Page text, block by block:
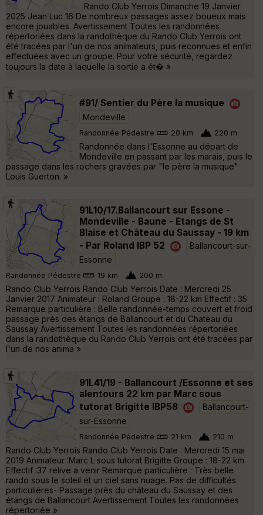
Rando Club Yerrois Dimanche 19 Janvier
2025 Jean Luc 16 De nombreux passages assez boueux mais
encore jouables. Avertissement Toutes les randonnées
répertoriées dans la randothèque du Rando Club Yerrois ont
été tracées par l'un de nos animateurs, puis reconnues et enfin
effectuées avec un groupe. Pour votre sécurité, regardez
toujours la date à laquelle la sortie a ét� »
#91/ Sentier du Père la musique
Mondeville
Randonnée Pédestre 20 km 220 m
Randonnée dans l'Essonne au départ de
Mondeville en passant par les marais, puis le
passage dans les rochers gravées par "le père la musique"
Louis Guerton. »
91L10/17.Ballancourt sur Essone -
Mondeville - Baune - Etangs de St
Blaise et Château du Saussay - 19 km
- Par Roland IBP 52
Ballancourt-sur-
Essonne
Randonnée Pédestre 19 km 200 m
Rando Club Yerrois Rando Club Yerrois Date : Mercredi 25
Janvier 2017 Animateur : Roland Groupe : 18-22 km Effectif : 35
Remarque particulière : Belle randonnée-temps couvert et froid
passage près des étangs de Ballancourt et du Chateau du
Saussay Avertissement Toutes les randonnées répertoriées
dans la randothèque du Rando Club Yerrois ont été tracées par
l'un de nos anima »
91L41/19 - Ballancourt /Essonne et ses
alentours 22 km par Marc sous
tutorat Brigitte IBP58
Ballancourt-
sur-Essonne
Randonnée Pédestre 21 km 210 m
Rando Club Yerrois Rando Club Yerrois Date : Mercredi 15 mai
2019 Animateur :Marc L sous tutorat Brigitte Groupe : 18-22 km
Effectif :37 relive a venir Remarque particulière : Très belle
rando sous le soleil et un ciel sans nuage. Pas de difficultés
particulières- Passage près du château du Saussay et des
étangs de Ballancourt Avertissement Toutes les randonnées
répertoriée »